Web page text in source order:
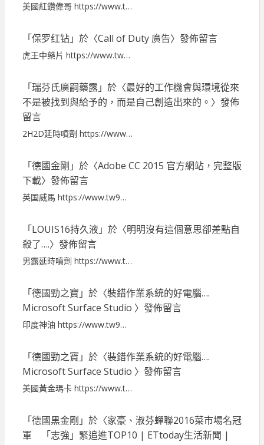
美國紅鑽偉哥 https://www.t…
「保罗红钻」於〈Call of Duty 廣告〉發佈留言
虎王中藥片 https://www.tw…
「瑞芬氏廣嗣藥露」於〈最好的工作機會與環境從來
不是被找到與給予的，而是自己創造出來的。 〉發佈
留言
2H2D延時噴劑 https://www…
「德國金剛 」於〈Adobe CC 2015 官方網站，完整版
下載〉發佈留言
英国威馬 https://www.tw9…
「LOUIS16持久液」於〈明明沒有這個意思卻差點自
殺了….〉發佈留言
男露延時噴劑 https://www.t…
「德國勁之寶 」於〈裝錯作業系統的好電腦….
Microsoft Surface Studio 〉發佈留言
印度神油 https://www.tw9…
「德國勁之寶 」於〈裝錯作業系統的好電腦….
Microsoft Surface Studio 〉發佈留言
美國黃金瑪卡 https://www.t…
「德國黑金剛 」於〈家豪、淑芬蟬聯2016菜市場名冠
軍 「志強」緊追進TOP10 | ETtoday生活新聞 |